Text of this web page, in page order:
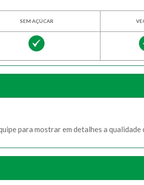
SEM AÇÚCAR
para mostrar em detalhes a